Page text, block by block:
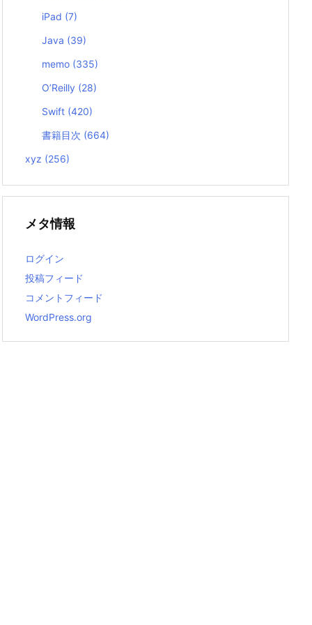
iPad (7)
Java (39)
memo (335)
O’Reilly (28)
Swift (420)
書籍目次 (664)
xyz (256)
メタ情報
ログイン
投稿フィード
コメントフィード
WordPress.org